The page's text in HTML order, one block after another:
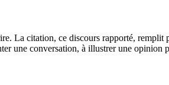
La citation, ce discours rapporté,
une conversation, à illustrer une